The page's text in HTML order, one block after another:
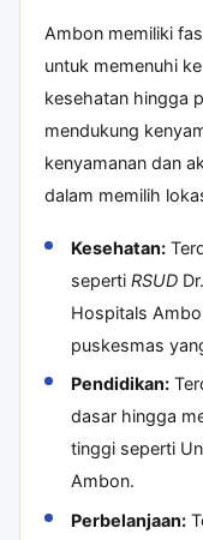
Ambon memiliki
untuk memenuhi
kesehatan hingga
mendukung
kenyamanan dan
dalam memilih
Kesehatan:
seperti RSUD
Hospitals
puskesmas
Pendidikan:
dasar hingga
tinggi seperti
Ambon.
Perbelanjaan: